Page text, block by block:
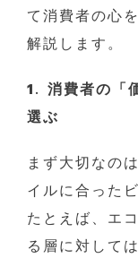
て消費者の心
解説します。
1. 消費者の「
選ぶ
まず大切なの
イルに合った
たとえば、エ
る層に対して